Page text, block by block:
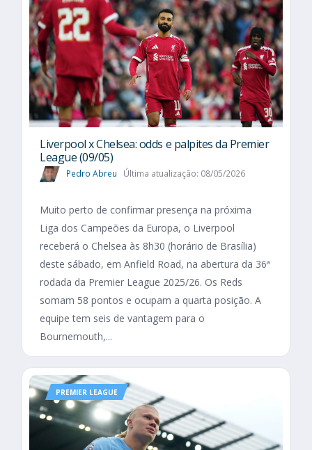
Liverpool x Chelsea: odds e palpites da Premier
League (09/05)
Pedro Abreu Última atualização: 08/05/2026
Muito perto de confirmar presença na próxima
Liga dos Campeões da Europa, o Liverpool
receberá o Chelsea às 8h30 (horário de Brasília)
deste sábado, em Anfield Road, na abertura da 36ª
rodada da Premier League 2025/26. Os Reds
somam 58 pontos e ocupam a quarta posição. A
equipe tem seis de vantagem para o
Bournemouth,...
PREMIER LEAGUE